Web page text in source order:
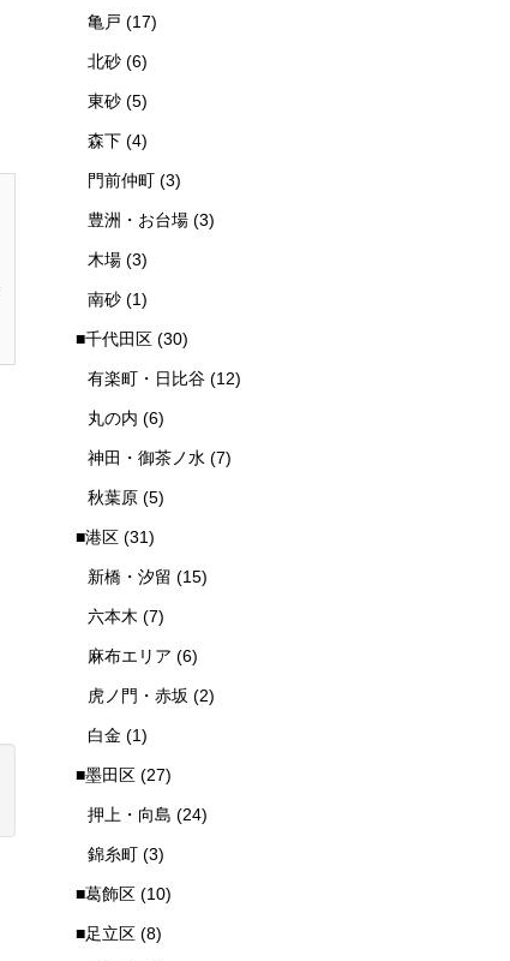
亀戸 (17)
北砂 (6)
東砂 (5)
森下 (4)
門前仲町 (3)
豊洲・お台場 (3)
木場 (3)
南砂 (1)
■千代田区 (30)
有楽町・日比谷 (12)
丸の内 (6)
神田・御茶ノ水 (7)
秋葉原 (5)
■港区 (31)
新橋・汐留 (15)
六本木 (7)
麻布エリア (6)
虎ノ門・赤坂 (2)
白金 (1)
■墨田区 (27)
押上・向島 (24)
錦糸町 (3)
■葛飾区 (10)
■足立区 (8)